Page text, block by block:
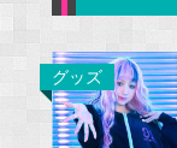
グッズ